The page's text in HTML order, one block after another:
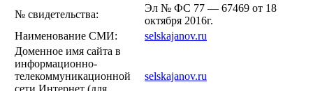
№ свидетельства:
Эл № ФС 77 — 67469 от 18
октября 2016г.
Наименование СМИ:
selskajanov.ru
Доменное имя сайта в
информационно-
телекоммуникационной
сети Интернет (для
selskajanov.ru